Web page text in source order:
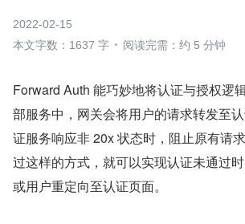
2022-02-15
本文字数：1637 字
阅读完需：约 5 分钟
Forward Auth 能巧妙地将认证与授权逻
部服务中，网关会将用户的请求转发至
证服务响应非 20x 状态时，阻止原有请
过这样的方式，就可以实现认证未通过
或用户重定向至认证页面。